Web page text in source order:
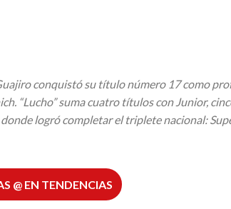
conquistó su título número 17 como
“Lucho”suma cuatro títulos con Junior,
logrócompletar el triplete nacional:
@ EN TENDENCIAS